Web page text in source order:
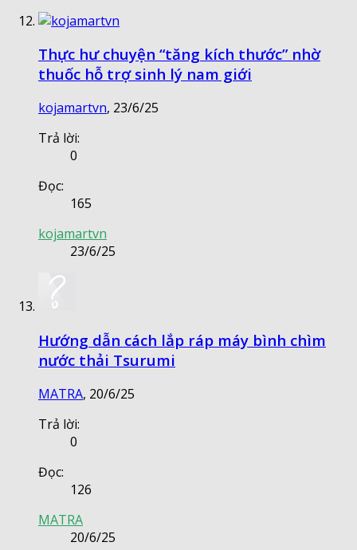
Thực hư chuyện “tăng kích thước” nhờ
thuốc hỗ trợ sinh lý nam giới
kojamartvn, 23/6/25
Trả lời:
0
Đọc:
165
kojamartvn
23/6/25
Hướng dẫn cách lắp ráp máy bình chìm
nước thải Tsurumi
MATRA, 20/6/25
Trả lời:
0
Đọc:
126
MATRA
20/6/25